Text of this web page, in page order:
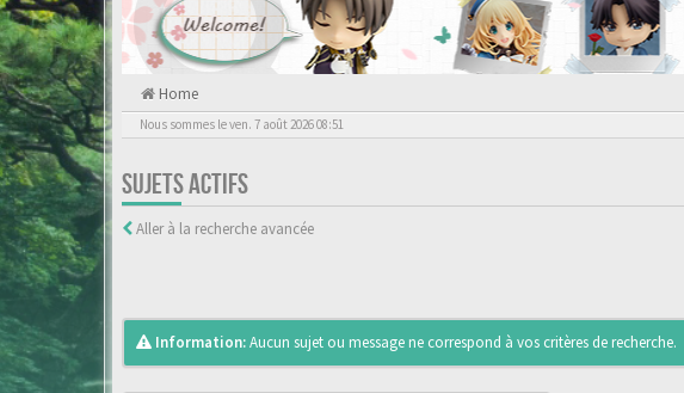
Home
Nous sommes le ven. 7 août 2026 08:51
SUJETS ACTIFS
Aller à la recherche avancée
Information:Aucun sujet ou message ne correspond à vos critères de recherche.